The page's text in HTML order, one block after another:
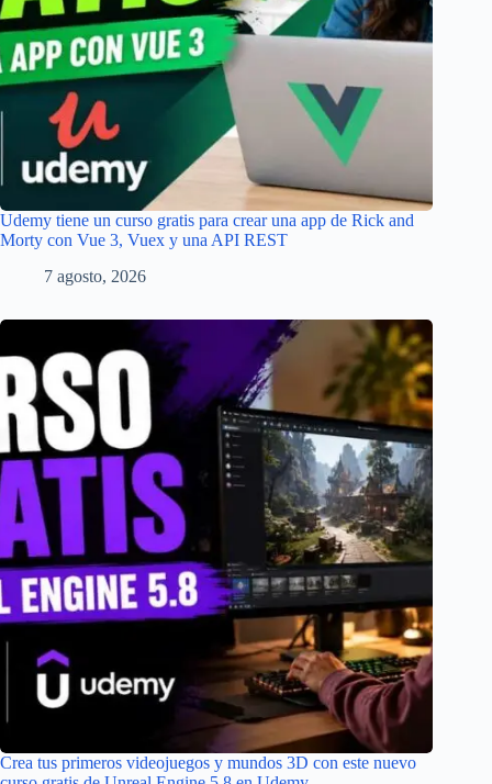
Udemy tiene un curso gratis para crear una app de Rick and
Morty con Vue 3, Vuex y una API REST
7 agosto, 2026
Crea tus primeros videojuegos y mundos 3D con este nuevo